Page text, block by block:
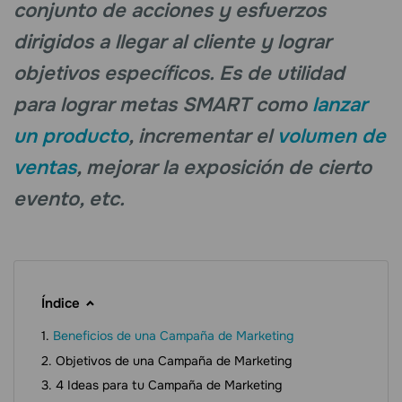
conjunto de acciones y esfuerzos
dirigidos a llegar al cliente y lograr
objetivos específicos. Es de utilidad
para lograr metas SMART como lanzar
un producto, incrementar el volumen de
ventas, mejorar la exposición de cierto
evento, etc.
Índice
Beneficios de una Campaña de Marketing
Objetivos de una Campaña de Marketing
4 Ideas para tu Campaña de Marketing